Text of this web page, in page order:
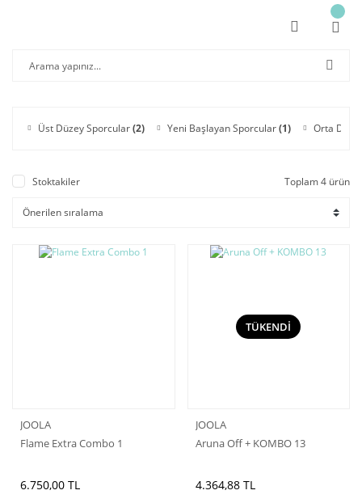
Üst Düzey Sporcular(2) Yeni Başlayan Sporcular(1) Orta
Stoktakiler Toplam 4 ürün
JOOLA
Flame Extra Combo 1
6.750,00 TL
TÜKENDİ
JOOLA
Aruna Off + KOMBO 13
4.364,88 TL